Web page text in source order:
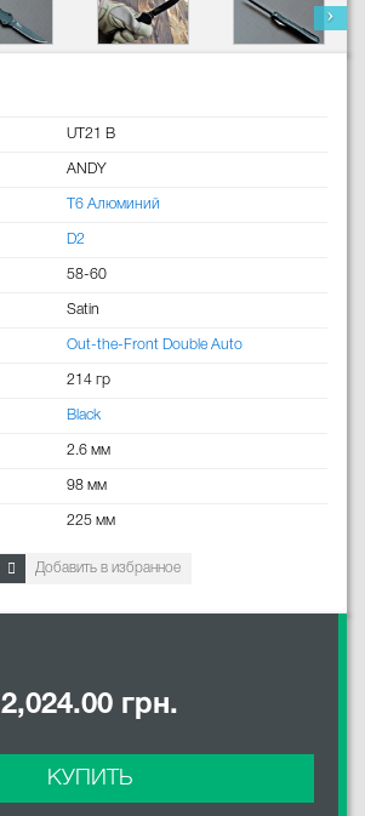
UT21 B
ANDY
T6 Алюминий
D2
58-60
Satin
Out-the-Front Double Auto
214 гр
Black
2.6 мм
98 мм
225 мм
Добавить в избранное
2,024.00 грн.
КУПИТЬ